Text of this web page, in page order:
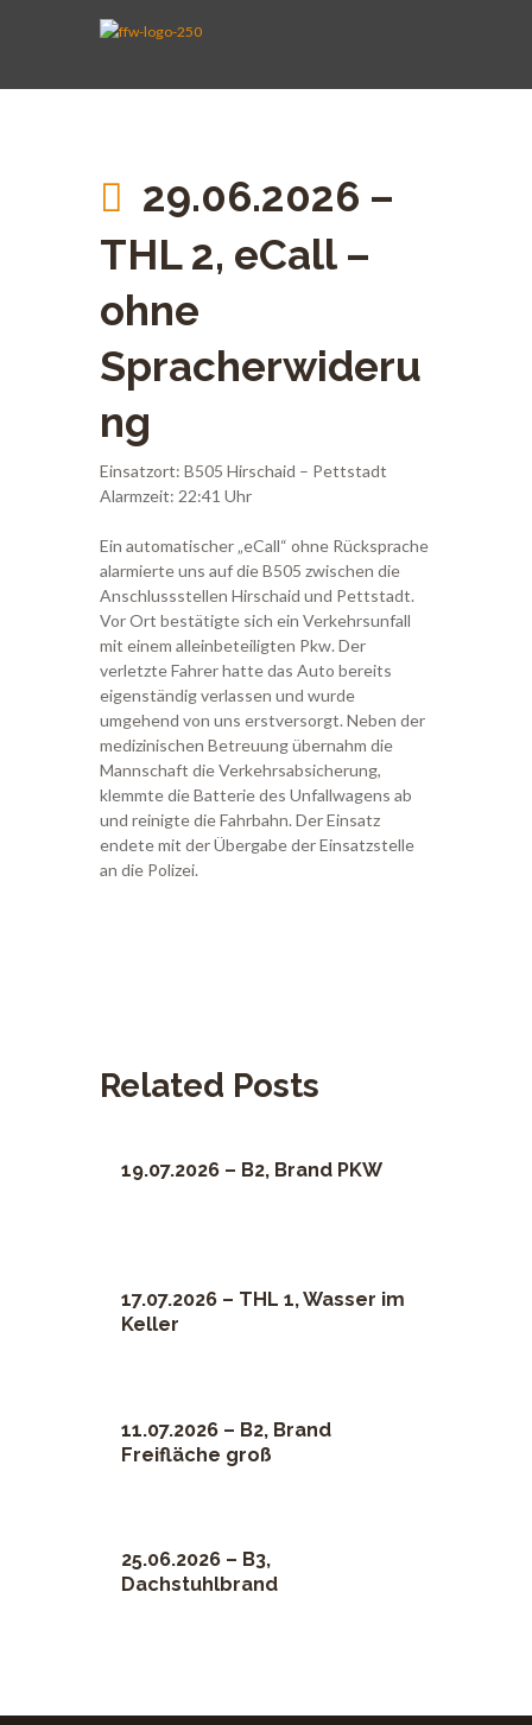
29.06.2026 –
THL 2, eCall –
ohne
Spracherwideru
ng
Einsatzort: B505 Hirschaid – Pettstadt
Alarmzeit: 22:41 Uhr
Ein automatischer „eCall“ ohne Rücksprache
alarmierte uns auf die B505 zwischen die
Anschlussstellen Hirschaid und Pettstadt.
Vor Ort bestätigte sich ein Verkehrsunfall
mit einem alleinbeteiligten Pkw. Der
verletzte Fahrer hatte das Auto bereits
eigenständig verlassen und wurde
umgehend von uns erstversorgt. Neben der
medizinischen Betreuung übernahm die
Mannschaft die Verkehrsabsicherung,
klemmte die Batterie des Unfallwagens ab
und reinigte die Fahrbahn. Der Einsatz
endete mit der Übergabe der Einsatzstelle
an die Polizei.
Related Posts
19.07.2026 – B2, Brand PKW
17.07.2026 – THL 1, Wasser im
Keller
11.07.2026 – B2, Brand
Freifläche groß
25.06.2026 – B3,
Dachstuhlbrand